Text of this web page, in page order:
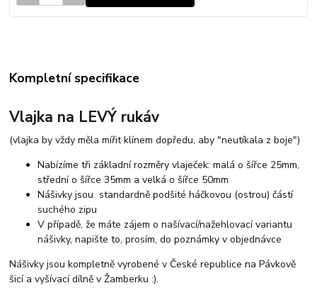
Kompletní specifikace
Vlajka na LEVÝ rukáv
(vlajka by vždy měla mířit klínem dopředu, aby "neutíkala z boje")
Nabízíme tři základní rozměry vlaječek: malá o šířce 25mm,
střední o šířce 35mm a velká o šířce 50mm
Nášivky jsou standardně podšité háčkovou (ostrou) částí
suchého zipu
V případě, že máte zájem o našívací/nažehlovací variantu
nášivky, napište to, prosím, do poznámky v objednávce
Nášivky jsou kompletně vyrobené v České republice na Pávkově
šicí a vyšívací dílně v Žamberku :).